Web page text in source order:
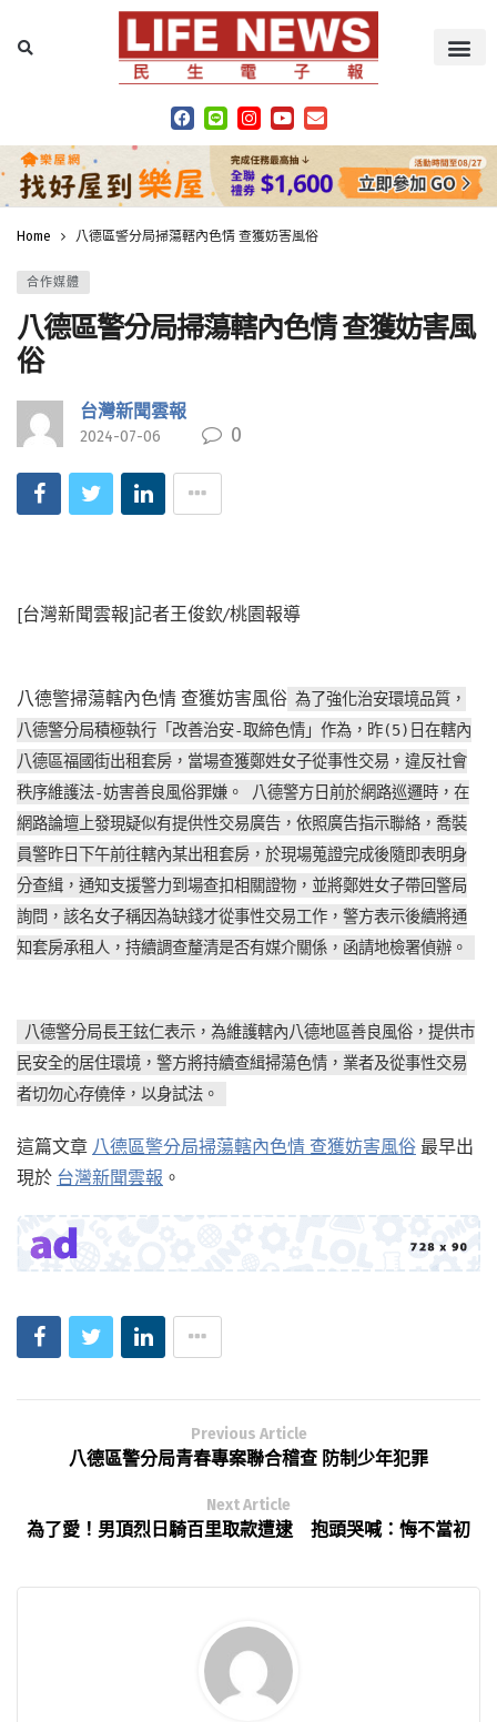
Home 八德區警分局掃蕩轄內色情 查獲妨害風俗
合作媒體
八德區警分局掃蕩轄內色情 查獲妨害風
俗
台灣新聞雲報
2024-07-06 0
[台灣新聞雲報]記者王俊欽/桃園報導
八德警掃蕩轄內色情 查獲妨害風俗 為了強化治安環境品質，
八德警分局積極執行「改善治安-取締色情」作為，昨(5)日在轄內
八德區福國街出租套房，當場查獲鄭姓女子從事性交易，違反社會
秩序維護法-妨害善良風俗罪嫌。 八德警方日前於網路巡邏時，在
網路論壇上發現疑似有提供性交易廣告，依照廣告指示聯絡，喬裝
員警昨日下午前往轄內某出租套房，於現場蒐證完成後隨即表明身
分查緝，通知支援警力到場查扣相關證物，並將鄭姓女子帶回警局
詢問，該名女子稱因為缺錢才從事性交易工作，警方表示後續將通
知套房承租人，持續調查釐清是否有媒介關係，函請地檢署偵辦。
八德警分局長王鉉仁表示，為維護轄內八德地區善良風俗，提供市
民安全的居住環境，警方將持續查緝掃蕩色情，業者及從事性交易
者切勿心存僥倖，以身試法。
這篇文章 八德區警分局掃蕩轄內色情 查獲妨害風俗 最早出
現於 台灣新聞雲報 。
Previous Article
八德區警分局青春專案聯合稽查 防制少年犯罪
Next Article
為了愛！男頂烈日騎百里取款遭逮 抱頭哭喊：悔不當初